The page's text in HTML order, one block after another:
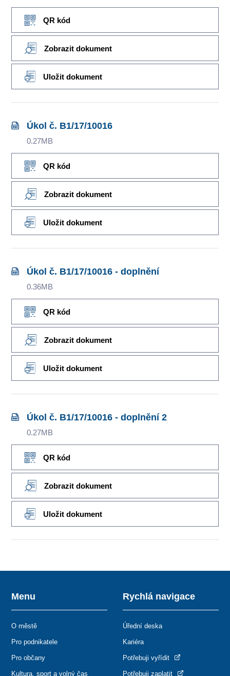
QR kód
Zobrazit dokument
Uložit dokument
Úkol č. B1/17/10016
0.27MB
QR kód
Zobrazit dokument
Uložit dokument
Úkol č. B1/17/10016 - doplnění
0.36MB
QR kód
Zobrazit dokument
Uložit dokument
Úkol č. B1/17/10016 - doplnění 2
0.27MB
QR kód
Zobrazit dokument
Uložit dokument
Menu
O městě
Pro podnikatele
Pro občany
Kultura, sport a volný čas
Rychlá navigace
Úřední deska
Kariéra
Potřebuji vyřídit
Potřebuji zaplatit